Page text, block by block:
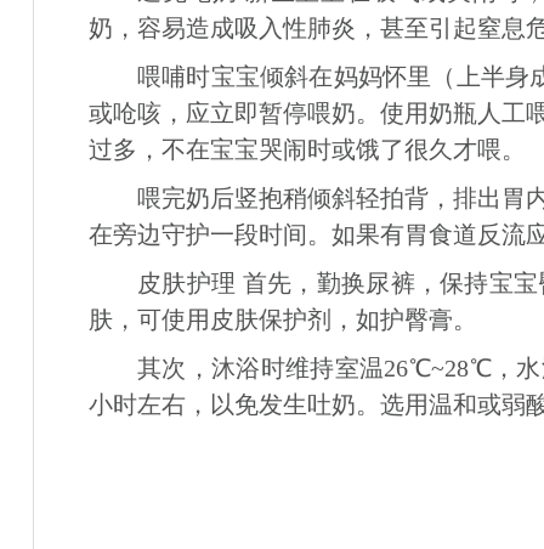
奶，容易造成吸入性肺炎，甚至引起窒息
喂哺时宝宝倾斜在妈妈怀里（上半身
或呛咳，应立即暂停喂奶。使用奶瓶人工
过多，不在宝宝哭闹时或饿了很久才喂。
喂完奶后竖抱稍倾斜轻拍背，排出胃
在旁边守护一段时间。如果有胃食道反流
皮肤护理 首先，勤换尿裤，保持宝
肤，可使用皮肤保护剂，如护臀膏。
其次，沐浴时维持室温26℃~28℃，
小时左右，以免发生吐奶。选用温和或弱